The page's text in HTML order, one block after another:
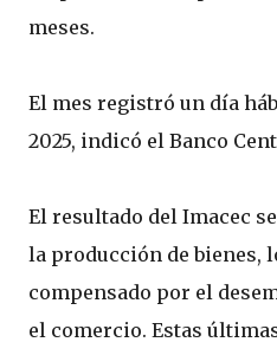
meses.
El mes registró un día
2025, indicó el Banco
El resultado del Imacec
la producción de bienes,
compensado por el
el comercio. Estas